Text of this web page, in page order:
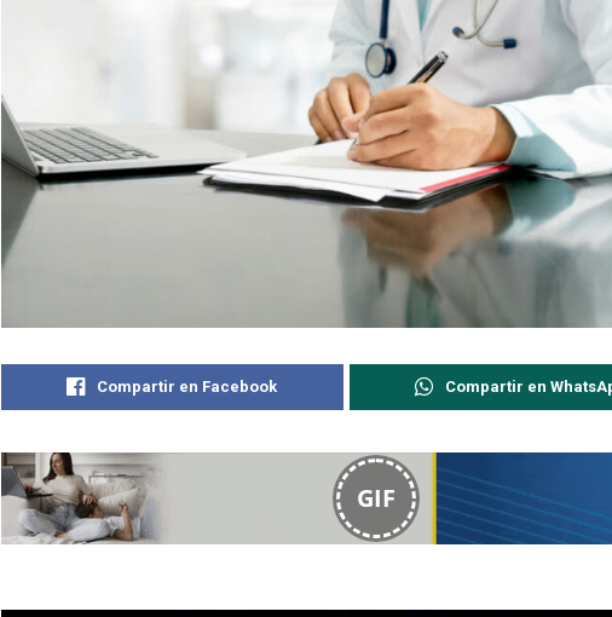
Compartir en Facebook Compartir en
GIF